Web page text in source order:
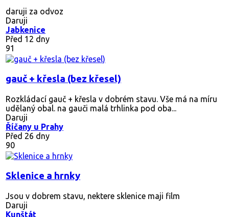
daruji za odvoz
Daruji
Jabkenice
Před 12 dny
91
gauč + křesla (bez křesel)
Rozkládací gauč + křesla v dobrém stavu. Vše má na míru
udělaný obal. na gauči malá trhlinka pod oba...
Daruji
Říčany u Prahy
Před 26 dny
90
Sklenice a hrnky
Jsou v dobrem stavu, nektere sklenice maji film
Daruji
Kunštát